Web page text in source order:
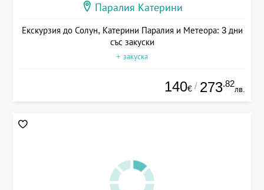
Паралия Катерини
Екскурзия до Солун, Катерини Паралия и Метеора: 3 дни
със закуски
+ закуска
140€ / 273.82
лв.